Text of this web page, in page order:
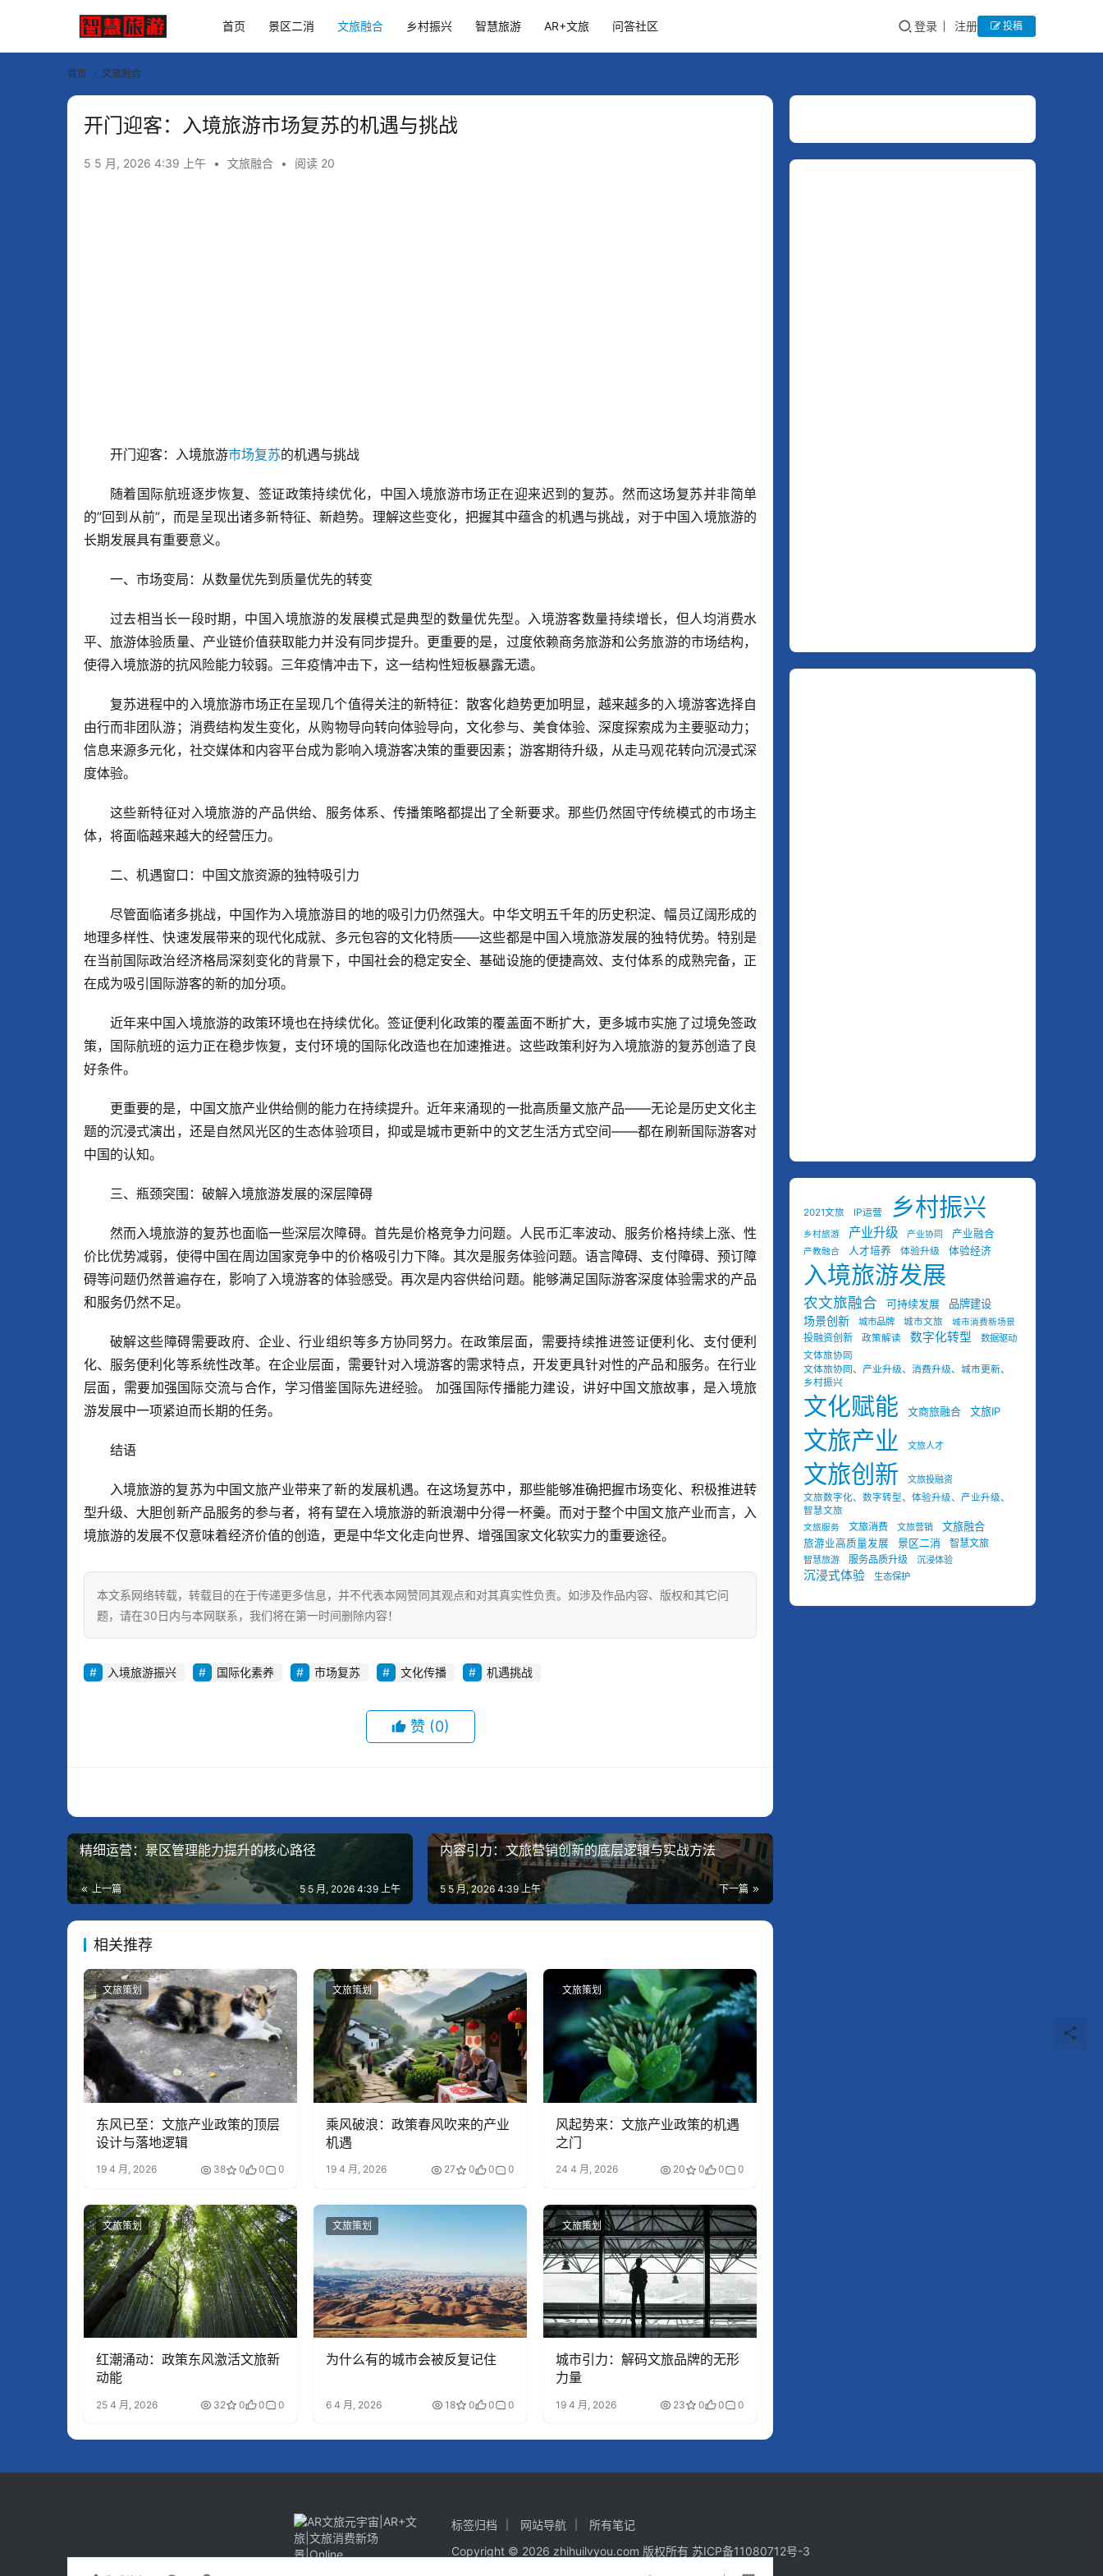
首页 景区二消 文旅融合 乡村振兴 智慧旅游 AR+文旅 问答社区 登录 注册 投稿
首页 文旅融合
开门迎客：入境旅游市场复苏的机遇与挑战
5 5 月, 2026 4:39 上午 • 文旅融合 • 阅读 20
开门迎客：入境旅游市场复苏的机遇与挑战
随着国际航班逐步恢复、签证政策持续优化，中国入境旅游市场正在迎来迟到的复苏。然而这场复苏并非简单
的”回到从前”，而是呈现出诸多新特征、新趋势。理解这些变化，把握其中蕴含的机遇与挑战，对于中国入境旅游的
长期发展具有重要意义。
一、市场变局：从数量优先到质量优先的转变
过去相当长一段时期，中国入境旅游的发展模式是典型的数量优先型。入境游客数量持续增长，但人均消费水
平、旅游体验质量、产业链价值获取能力并没有同步提升。更重要的是，过度依赖商务旅游和公务旅游的市场结构，
使得入境旅游的抗风险能力较弱。三年疫情冲击下，这一结构性短板暴露无遗。
复苏进程中的入境旅游市场正在呈现几个值得关注的新特征：散客化趋势更加明显，越来越多的入境游客选择自
由行而非团队游；消费结构发生变化，从购物导向转向体验导向，文化参与、美食体验、深度探索成为主要驱动力；
信息来源多元化，社交媒体和内容平台成为影响入境游客决策的重要因素；游客期待升级，从走马观花转向沉浸式深
度体验。
这些新特征对入境旅游的产品供给、服务体系、传播策略都提出了全新要求。那些仍然固守传统模式的市场主
体，将面临越来越大的经营压力。
二、机遇窗口：中国文旅资源的独特吸引力
尽管面临诸多挑战，中国作为入境旅游目的地的吸引力仍然强大。中华文明五千年的历史积淀、幅员辽阔形成的
地理多样性、快速发展带来的现代化成就、多元包容的文化特质——这些都是中国入境旅游发展的独特优势。特别是
在当前国际政治经济格局深刻变化的背景下，中国社会的稳定安全、基础设施的便捷高效、支付体系的成熟完备，正
在成为吸引国际游客的新的加分项。
近年来中国入境旅游的政策环境也在持续优化。签证便利化政策的覆盖面不断扩大，更多城市实施了过境免签政
策，国际航班的运力正在稳步恢复，支付环境的国际化改造也在加速推进。这些政策利好为入境旅游的复苏创造了良
好条件。
更重要的是，中国文旅产业供给侧的能力在持续提升。近年来涌现的一批高质量文旅产品——无论是历史文化主
题的沉浸式演出，还是自然风光区的生态体验项目，抑或是城市更新中的文艺生活方式空间——都在刷新国际游客对
中国的认知。
三、瓶颈突围：破解入境旅游发展的深层障碍
然而入境旅游的复苏也面临一些深层次障碍。首先是价格竞争力问题。人民币汇率波动、服务价格持续上涨、性
价比优势减弱，使得中国在周边国家竞争中的价格吸引力下降。其次是服务体验问题。语言障碍、支付障碍、预订障
碍等问题仍然普遍存在，影响了入境游客的体验感受。再次是内容供给问题。能够满足国际游客深度体验需求的产品
和服务仍然不足。
破解这些障碍需要政府、企业、行业组织等多方协同努力。在政策层面，需要持续推进签证便利化、支付便利
化、服务便利化等系统性改革。在企业层面，需要针对入境游客的需求特点，开发更具针对性的产品和服务。在行业
层面，需要加强国际交流与合作，学习借鉴国际先进经验。 加强国际传播能力建设，讲好中国文旅故事，是入境旅
游发展中一项紧迫而长期的任务。
结语
入境旅游的复苏为中国文旅产业带来了新的发展机遇。在这场复苏中，那些能够准确把握市场变化、积极推进转
型升级、大胆创新产品服务的参与者，将有望在入境旅游的新浪潮中分得一杯羹。而对于整个中国文旅产业而言，入
境旅游的发展不仅意味着经济价值的创造，更是中华文化走向世界、增强国家文化软实力的重要途径。
本文系网络转载，转载目的在于传递更多信息，并不代表本网赞同其观点和对其真实性负责。如涉及作品内容、版权和其它问
题，请在30日内与本网联系，我们将在第一时间删除内容！
入境旅游振兴 国际化素养 市场复苏 文化传播 机遇挑战
赞 (0)
精细运营：景区管理能力提升的核心路径
上一篇 5 5 月, 2026 4:39 上午
内容引力：文旅营销创新的底层逻辑与实战方法
下一篇
5 5 月, 2026 4:39 上午
相关推荐
文旅策划
东风已至：文旅产业政策的顶层
设计与落地逻辑
19 4 月, 2026 38 0 0 0
文旅策划
乘风破浪：政策春风吹来的产业
机遇
19 4 月, 2026 27 0 0 0
文旅策划
风起势来：文旅产业政策的机遇
之门
24 4 月, 2026 20 0 0 0
文旅策划
红潮涌动：政策东风激活文旅新
动能
25 4 月, 2026 32 0 0 0
文旅策划
为什么有的城市会被反复记住
6 4 月, 2026 18 0 0 0
文旅策划
城市引力：解码文旅品牌的无形
力量
19 4 月, 2026 23 0 0 0
2021文旅 IP运营 乡村振兴
乡村旅游 产业升级 产业协同 产业融合
产教融合 人才培养 体验升级 体验经济
入境旅游发展
农文旅融合 可持续发展 品牌建设
场景创新 城市品牌 城市文旅 城市消费新场景
投融资创新 政策解读 数字化转型
数据驱动
文体旅协同
文体旅协同、产业升级、消费升级、城市更新、
乡村振兴
文化赋能 文商旅融合 文旅IP
文旅产业 文旅人才
文旅创新
文旅投融资
文旅数字化、数字转型、体验升级、产业升级、
智慧文旅
文旅服务 文旅消费 文旅营销 文旅融合
旅游业高质量发展 景区二消 智慧文旅
智慧旅游 服务品质升级 沉浸体验
沉浸式体验 生态保护
标签归档 网站导航
所有笔记
Copyright © 2026 zhihuilvyou.com 版权所有 苏ICP备11080712号-3